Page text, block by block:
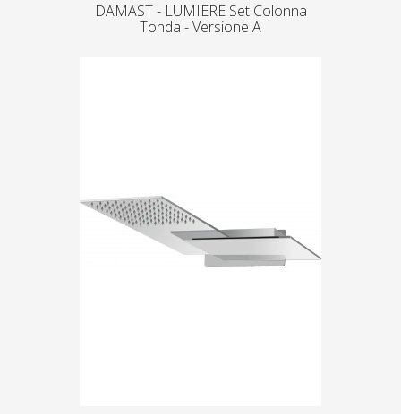
DAMAST - LUMIERE Set Colonna
Tonda - Versione A